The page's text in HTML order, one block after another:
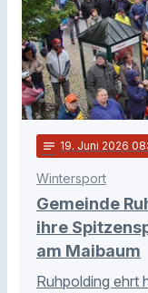
notes 19. Juni 2026
Wintersport
Gemeinde
ihre
am Maibaum
Ruhpolding ehrt